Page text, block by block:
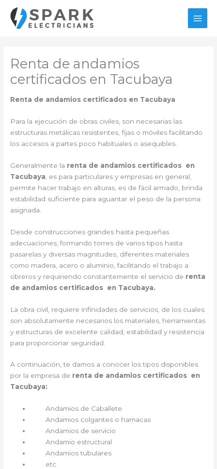
contenido
Renta de andamios
certificados en Tacubaya
Renta de andamios certificados en Tacubaya
Para la ejecución de obras civiles, son necesarias las
estructuras metálicas resistentes, fijas o móviles facilitando
los accesos a partes poco habituales o asequibles.
Generalmente la renta de andamios certificados en
Tacubaya , es para particulares y empresas en general,
permite hacer trabajo en alturas, es de fácil armado, brinda
estabilidad suficiente para aguantar el peso de la persona
asignada.
Desde construcciones grandes hasta pequeñas
adecuaciones, formando torres de varios tipos hasta
pasarelas y diversas magnitudes, diferentes materiales
como madera, acero o aluminio, facilitando el trabajo a
obreros y requiriendo constantemente el servicio de renta
de andamios certificados en Tacubaya.
La obra civil, requiere infinidades de servicios, de los cuales
son absolutamente necesarios los materiales, herramientas
y estructuras de excelente calidad, estabilidad y resistencia
para proporcionar seguridad.
A continuación, te damos a conocer los tipos disponibles
por la empresa de renta de andamios certificados en
Tacubaya:
Andamios de Caballete
Andamios colgantes o hamacas
Andamios de servicio
Andamio estructural
Andamios tubulares
etc